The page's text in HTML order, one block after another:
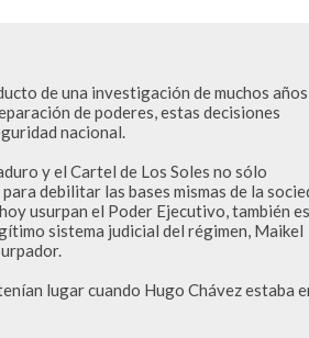
de una investigación de muchos años
de poderes, estas decisiones
nacional.
y el Cartel de Los Soles no sólo
debilitar las bases mismas de la
usurpan el Poder Ejecutivo, también
sistema judicial del régimen, Maikel
lugar cuando Hugo Chávez estaba